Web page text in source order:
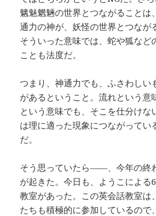
魑魅魍魎の世界とつながることは
通力の神が、妖怪の世界とつなが
そういった意味では、蛇や狐など
ことも法度だ。
つまり、神通力でも、ふさわしい
があるということ。流れという意
という意味でも、そこを仕分けな
は理に適った現象につながってい
だ。
そう思っていたら――、今年の終
が起きた。今日も、ようこによる
教室があった。この英会話教室は
たちも積極的に参加しているので